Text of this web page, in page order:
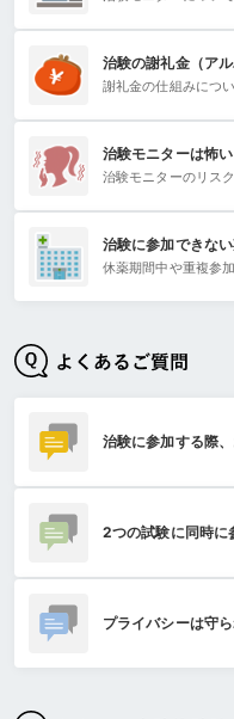
治験の謝礼金（アル
謝礼金の仕組みにつ
治験モニターは怖い
治験モニターのリス
治験に参加できな
休薬期間中や重複参
治験に参加する際
2つの試験に同時に
プライバシーは守